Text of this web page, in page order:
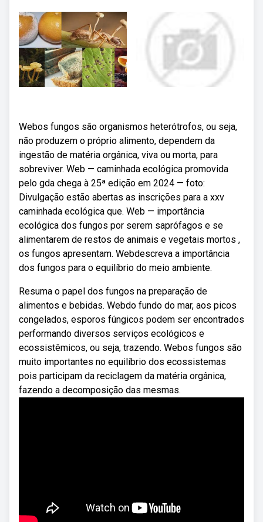
Webos fungos são organismos heterótrofos, ou seja,
não produzem o próprio alimento, dependem da
ingestão de matéria orgânica, viva ou morta, para
sobreviver. Web — caminhada ecológica promovida
pelo gda chega à 25ª edição em 2024 — foto:
Divulgação estão abertas as inscrições para a xxv
caminhada ecológica que. Web — importância
ecológica dos fungos por serem saprófagos e se
alimentarem de restos de animais e vegetais mortos ,
os fungos apresentam. Webdescreva a importância
dos fungos para o equilíbrio do meio ambiente.
Resuma o papel dos fungos na preparação de
alimentos e bebidas. Webdo fundo do mar, aos picos
congelados, esporos fúngicos podem ser encontrados
performando diversos serviços ecológicos e
ecossistêmicos, ou seja, trazendo. Webos fungos são
muito importantes no equilíbrio dos ecossistemas
pois participam da reciclagem da matéria orgânica,
fazendo a decomposição das mesmas.